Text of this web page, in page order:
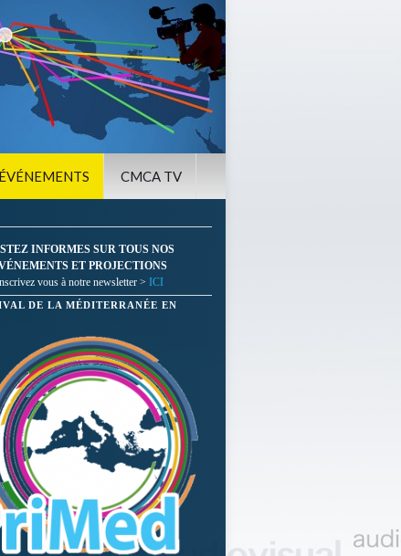
ÉVÉNEMENTS CMCA TV
INFORMES SUR TOUS NOS
ET PROJECTIONS
vous à notre newsletter > ICI
DE LA MÉDITERRANÉE EN